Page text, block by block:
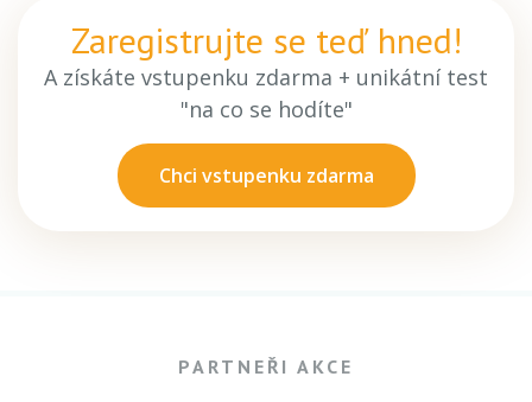
Zaregistrujte se teď hned!
A získáte vstupenku zdarma + unikátní test
"na co se hodíte"
Chci vstupenku zdarma
PARTNEŘI AKCE